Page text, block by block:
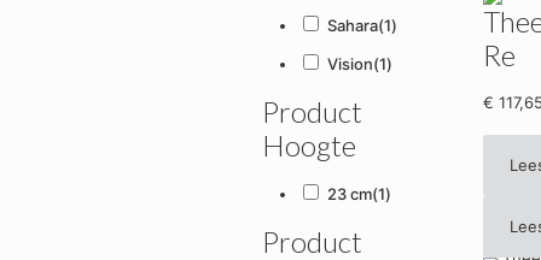
Sahara(1)
Vision(1)
Product
Hoogte
23 cm(1)
Product
Re
€